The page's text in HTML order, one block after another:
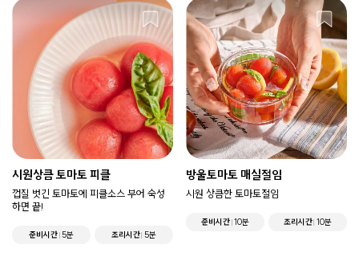
시원상큼 토마토 피클
껍질 벗긴 토마토에 피클소스 부어 숙성
하면 끝!
준비시간 5분 조리시간 5분
방울토마토 매실절임
시원 상큼한 토마토절임
준비시간 10분 조리시간 10분